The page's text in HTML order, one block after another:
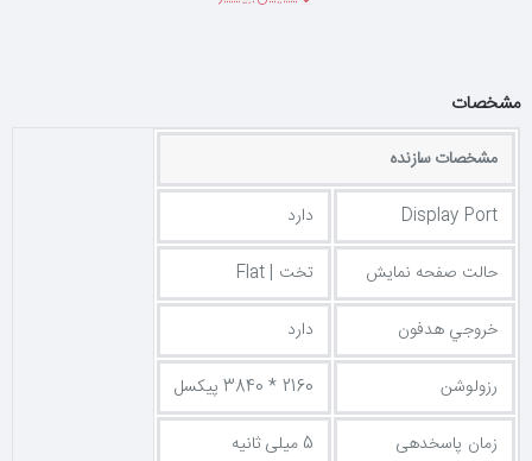
مشخصات
مشخصات سازنده
Display Port
دارد
حالت صفحه نمایش
تخت | Flat
خروجي هدفون
دارد
رزولوشن
2160 * 3840 پیکسل
زمان پاسخدهی
5 میلی ثانیه